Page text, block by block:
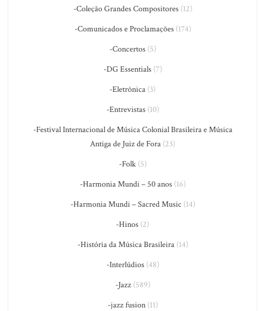
-Coleção Grandes Compositores(12)
-Comunicados e Proclamações(174)
-Concertos(5)
-DG Essentials(7)
-Eletrônica (3)
-Entrevistas(10)
-Festival Internacional de Música Colonial Brasileira e Música
Antiga de Juiz de Fora (23)
-Folk(5)
-Harmonia Mundi – 50 anos(16)
-Harmonia Mundi – Sacred Music (14)
-Hinos (2)
-História da Música Brasileira(14)
-Interlúdios(48)
-Jazz(589)
-jazz fusion(11)